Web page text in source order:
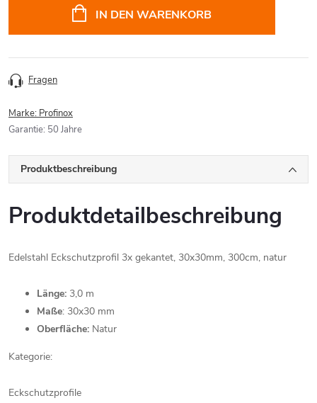
IN DEN WARENKORB
Fragen
Marke: Profinox
Garantie: 50 Jahre
Produktbeschreibung
Produktdetailbeschreibung
Edelstahl Eckschutzprofil 3x gekantet, 30x30mm, 300cm, natur
Länge: 3,0 m
Maße: 30x30 mm
Oberfläche: Natur
Kategorie:
Eckschutzprofile